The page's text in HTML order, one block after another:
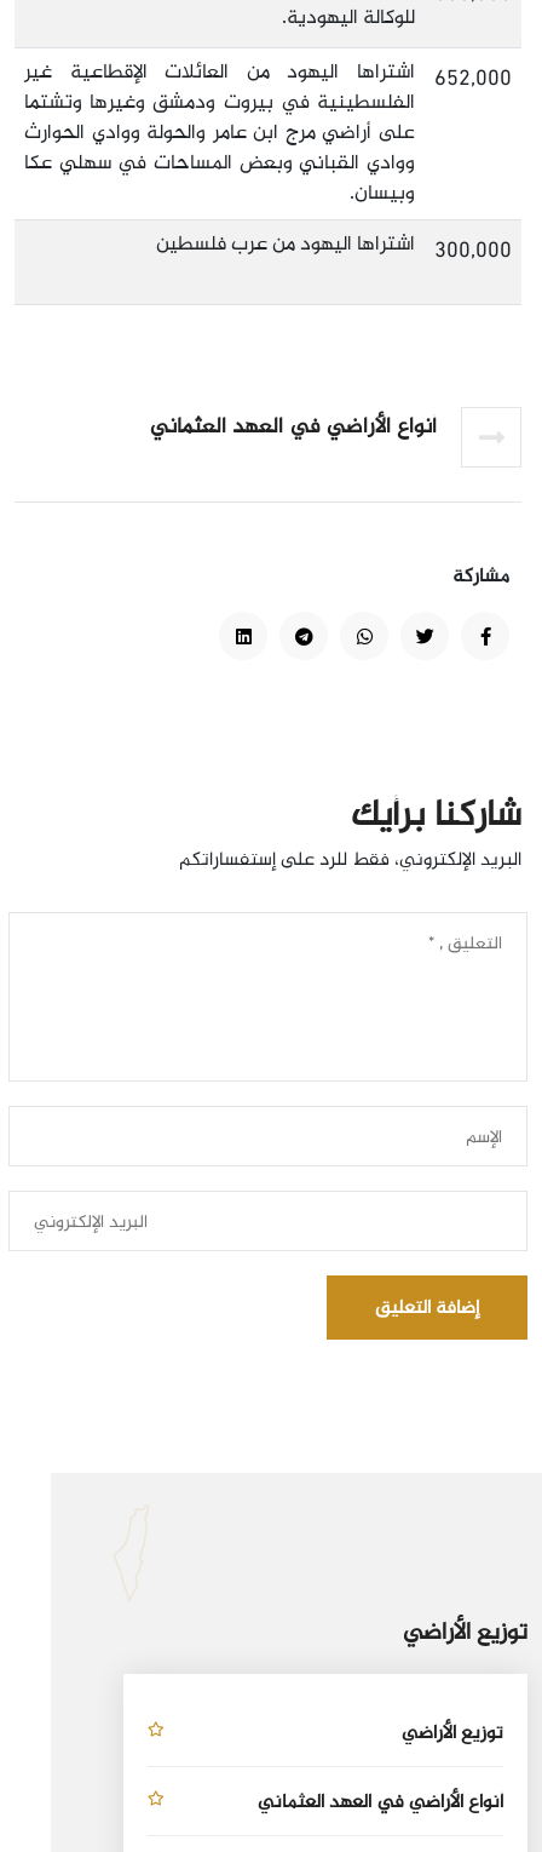
للوكالة اليهودية.
652,000
اشتراها اليهود من العائلات الإقطاعية غير
الفلسطينية في بيروت ودمشق وغيرها وتشتما
على أراضي مرج ابن عامر والحولة ووادي الحوارث
ووادي القباني وبعض المساحات في سهلي عكا
وبيسان.
300,000 اشتراها اليهود من عرب فلسطين
أنواع الأراضي في العهد العثماني
مشاركة
شاركنا برأيك
البريد الإلكتروني، فقط للرد على إستفساراتكم
إضافة التعليق
توزيع الأراضي
توزيع الأراضي
أنواع الأراضي في العهد العثماني